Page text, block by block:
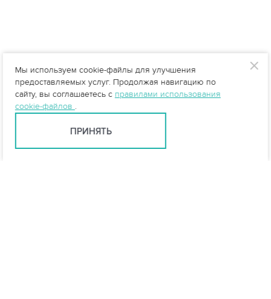
Мы используем cookie-файлы для улучшения
предоставляемых услуг. Продолжая навигацию по
сайту, вы соглашаетесь с правилами использования
cookie-файлов .
ПРИНЯТЬ